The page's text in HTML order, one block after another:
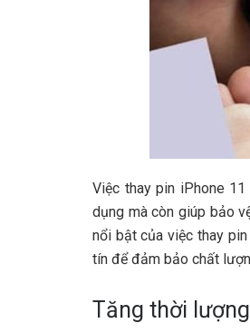
Việc thay pin iPhone
dụng mà còn giúp bảo
nổi bật của việc thay
tín để đảm bảo chất
Tăng thời